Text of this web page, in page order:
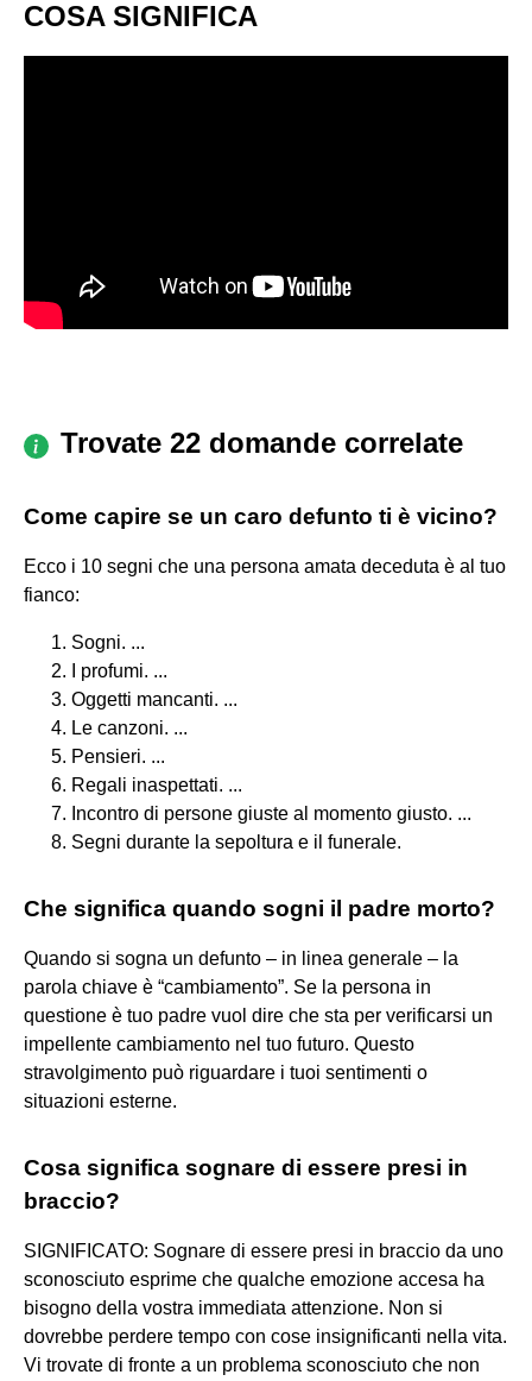
COSA SIGNIFICA
Trovate 22 domande correlate
Come capire se un caro defunto ti è vicino?
Ecco i 10 segni che una persona amata deceduta è al tuo
fianco:
Sogni. ...
I profumi. ...
Oggetti mancanti. ...
Le canzoni. ...
Pensieri. ...
Regali inaspettati. ...
Incontro di persone giuste al momento giusto. ...
Segni durante la sepoltura e il funerale.
Che significa quando sogni il padre morto?
Quando si sogna un defunto – in linea generale – la
parola chiave è “cambiamento”. Se la persona in
questione è tuo padre vuol dire che sta per verificarsi un
impellente cambiamento nel tuo futuro. Questo
stravolgimento può riguardare i tuoi sentimenti o
situazioni esterne.
Cosa significa sognare di essere presi in
braccio?
SIGNIFICATO: Sognare di essere presi in braccio da uno
sconosciuto esprime che qualche emozione accesa ha
bisogno della vostra immediata attenzione. Non si
dovrebbe perdere tempo con cose insignificanti nella vita.
Vi trovate di fronte a un problema sconosciuto che non